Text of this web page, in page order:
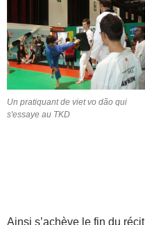
Un pratiquant de viet vo dão qui
s'essaye au TKD
Ainsi s’achève le fin du récit